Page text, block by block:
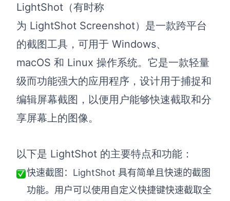
LightShot（有时称
为 LightShot Screenshot）是一款跨平台
的截图工具，可用于 Windows、
macOS 和 Linux 操作系统。它是一款轻量
级而功能强大的应用程序，设计用于捕捉和
编辑屏幕截图，以便用户能够快速截取和分
享屏幕上的图像。
以下是 LightShot 的主要特点和功能：
快速截图：LightShot 具有简单且快速的截图
功能。用户可以使用自定义快捷键快速截取全